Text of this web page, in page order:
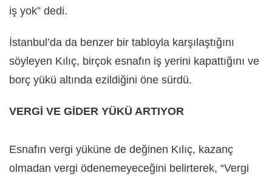
iş yok” dedi.
İstanbul’da da benzer bir tabloyla karşılaştığını
söyleyen Kılıç, birçok esnafın iş yerini kapattığını ve
borç yükü altında ezildiğini öne sürdü.
VERGİ VE GİDER YÜKÜ ARTIYOR
Esnafın vergi yüküne de değinen Kılıç, kazanç
olmadan vergi ödenemeyeceğini belirterek, “Vergi